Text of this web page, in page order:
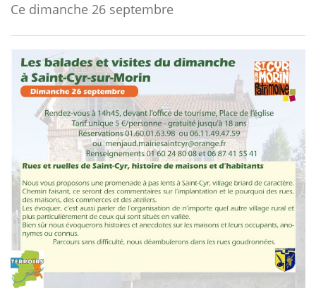
Boutique
Ce dimanche 26 septembre